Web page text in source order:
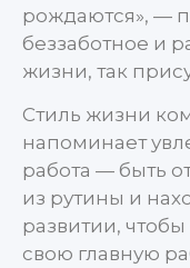
рождаются», —
беззаботное и
жизни, так
Стиль жизни
напоминает
работа — быть
из рутины и
развитии,
свою главную